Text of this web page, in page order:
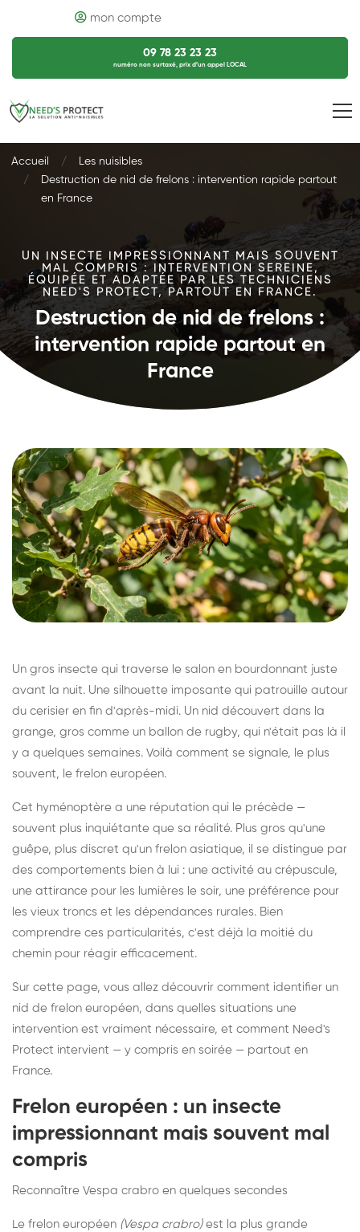
mon compte
09 78 23 23 23
numéro non surtaxé, prix d’un appel LOCAL
Accueil
Les nuisibles
Destruction de nid de frelons : intervention rapide partout
en France
UN INSECTE IMPRESSIONNANT MAIS SOUVENT
MAL COMPRIS : INTERVENTION SEREINE,
ÉQUIPÉE ET ADAPTÉE PAR LES TECHNICIENS
NEED'S PROTECT, PARTOUT EN FRANCE.
Destruction de nid de frelons :
intervention rapide partout en
France
Un gros insecte qui traverse le salon en bourdonnant juste
avant la nuit. Une silhouette imposante qui patrouille autour
du cerisier en fin d'après-midi. Un nid découvert dans la
grange, gros comme un ballon de rugby, qui n'était pas là il
y a quelques semaines. Voilà comment se signale, le plus
souvent, le frelon européen.
Cet hyménoptère a une réputation qui le précède —
souvent plus inquiétante que sa réalité. Plus gros qu'une
guêpe, plus discret qu'un frelon asiatique, il se distingue par
des comportements bien à lui : une activité au crépuscule,
une attirance pour les lumières le soir, une préférence pour
les vieux troncs et les dépendances rurales. Bien
comprendre ces particularités, c'est déjà la moitié du
chemin pour réagir efficacement.
Sur cette page, vous allez découvrir comment identifier un
nid de frelon européen, dans quelles situations une
intervention est vraiment nécessaire, et comment Need's
Protect intervient — y compris en soirée — partout en
France.
Frelon européen : un insecte
impressionnant mais souvent mal
compris
Reconnaître Vespa crabro en quelques secondes
Le frelon européen (Vespa crabro)est la plus grande